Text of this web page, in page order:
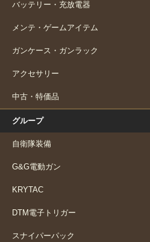
バッテリー・充放電器
メンテ・ゲームアイテム
ガンケース・ガンラック
アクセサリー
中古・特価品
グループ
自衛隊装備
G&G電動ガン
KRYTAC
DTM電子トリガー
スナイパーパック